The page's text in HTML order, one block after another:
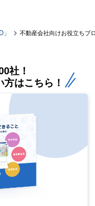
不動産会社向けお役立ちブ
社！
はこちら！